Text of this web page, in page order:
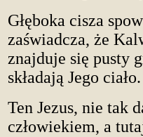
Głęboka cisza
zaświadcza, że
znajduje się pusty
składają Jego ciało.
Ten Jezus, nie tak
człowiekiem, a